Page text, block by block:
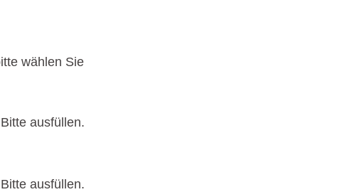
wählen Sie
Bitte ausfüllen.
Bitte ausfüllen.